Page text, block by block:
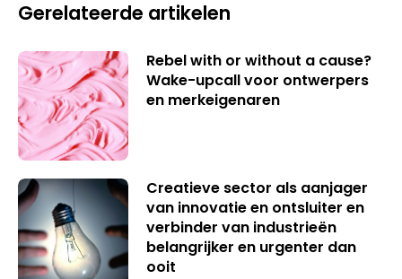
Gerelateerde artikelen
Rebel with or without a cause?
Wake-upcall voor ontwerpers
en merkeigenaren
Creatieve sector als aanjager
van innovatie en ontsluiter en
verbinder van industrieën
belangrijker en urgenter dan
ooit